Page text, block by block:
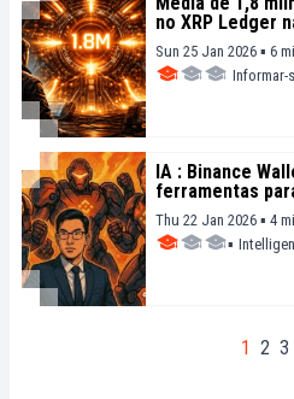
no XRP Ledger
2025, mostra
Sun 25 Jan 2026 ▪ 6
Informar-
IA : Binance
ferramentas
cripto
Thu 22 Jan 2026 ▪ 4
▪
1 2 3